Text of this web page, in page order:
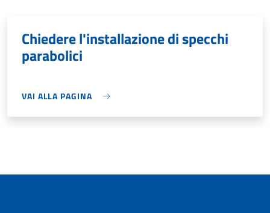
Chiedere l'installazione di specchi
parabolici
VAI ALLA PAGINA